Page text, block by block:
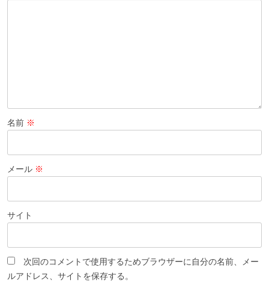
名前 ※
メール ※
サイト
次回のコメントで使用するためブラウザーに自分の名前、メー
ルアドレス、サイトを保存する。